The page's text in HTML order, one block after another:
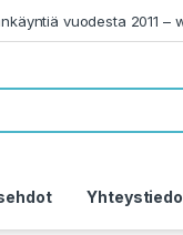
vuodesta 2011 –